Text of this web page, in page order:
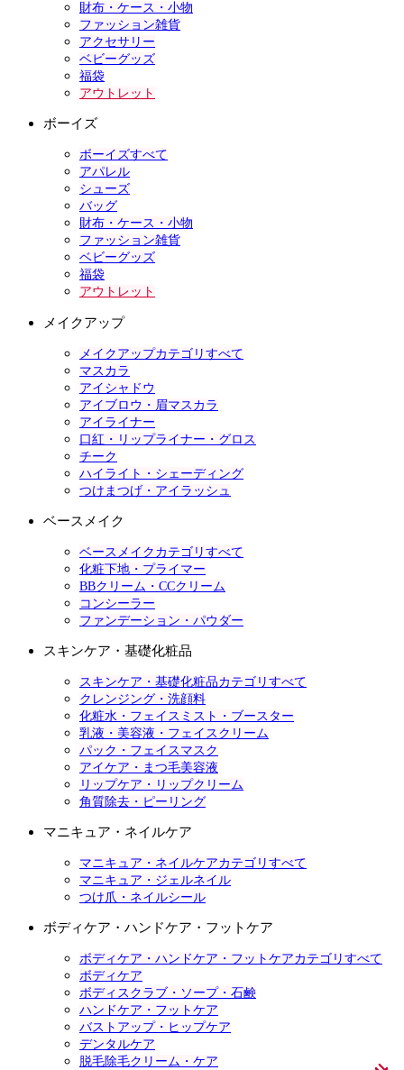
財布・ケース・小物
ファッション雑貨
アクセサリー
ベビーグッズ
福袋
アウトレット
ボーイズ
ボーイズすべて
アパレル
シューズ
バッグ
財布・ケース・小物
ファッション雑貨
ベビーグッズ
福袋
アウトレット
メイクアップ
メイクアップカテゴリすべて
マスカラ
アイシャドウ
アイブロウ・眉マスカラ
アイライナー
口紅・リップライナー・グロス
チーク
ハイライト・シェーディング
つけまつげ・アイラッシュ
ベースメイク
ベースメイクカテゴリすべて
化粧下地・プライマー
BBクリーム・CCクリーム
コンシーラー
ファンデーション・パウダー
スキンケア・基礎化粧品
スキンケア・基礎化粧品カテゴリすべて
クレンジング・洗顔料
化粧水・フェイスミスト・ブースター
乳液・美容液・フェイスクリーム
パック・フェイスマスク
アイケア・まつ毛美容液
リップケア・リップクリーム
角質除去・ピーリング
マニキュア・ネイルケア
マニキュア・ネイルケアカテゴリすべて
マニキュア・ジェルネイル
つけ爪・ネイルシール
ボディケア・ハンドケア・フットケア
ボディケア・ハンドケア・フットケアカテゴリすべて
ボディケア
ボディスクラブ・ソープ・石鹸
ハンドケア・フットケア
バストアップ・ヒップケア
デンタルケア
脱毛除毛クリーム・ケア